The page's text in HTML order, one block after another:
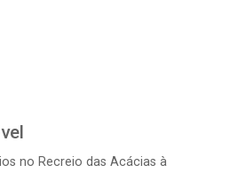
no Recreio das Acácias à